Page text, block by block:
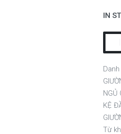
IN
NGỦ
KỆ
Từ